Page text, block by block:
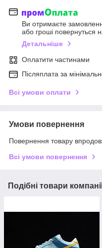
Ви отримаєте
або гроші повернуться
Детальніше
Оплатити частинами
Післяплата за
Всі умови оплати
Умови повернення
Повернення товару
Всі умови повернення
Подібні товари